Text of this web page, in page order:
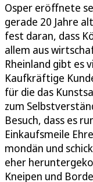
Osper eröffnete
gerade 20 Jahre
fest daran, dass
allem aus
Rheinland gibt es
Kaufkräftige
für die das
zum
Besuch, dass es
Einkaufsmeile
mondän und
eher
Kneipen und